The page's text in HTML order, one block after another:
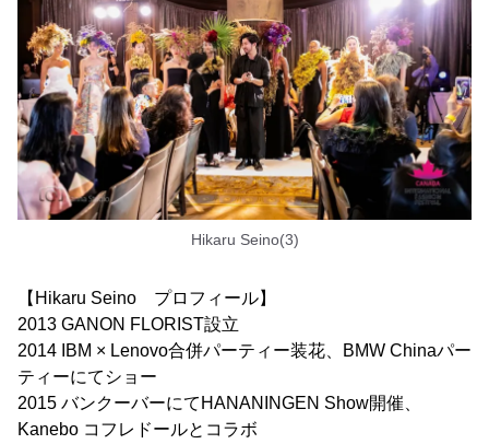
Hikaru Seino(3)
【Hikaru Seino プロフィール】
2013 GANON FLORIST設立
2014 IBM × Lenovo合併パーティー装花、BMW Chinaパー
ティーにてショー
2015 バンクーバーにてHANANINGEN Show開催、
Kanebo コフレドールとコラボ